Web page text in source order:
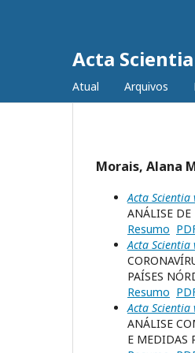
Acta Scientia
Atual Arquivos
Morais, Alana
Acta Scientia
ANÁLISE DE
Resumo
Acta Scientia
PAÍSES
Resumo
Acta Scientia
ANÁLISE
E MEDIDAS